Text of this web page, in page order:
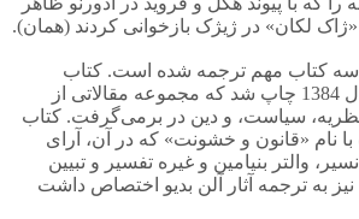
لکان» در ژیژک بازخوانی کردند (همان).
سه کتاب مهم ترجمه شده است. کتاب
نخست «رخداد» در سال 1384 چاپ شد که مجموعه مقالاتی از
سیاست، و دین در برمی‌گرفت. کتاب
نام «قانون و خشونت» که در آن، آرای
والتر بنیامین و غیره تفسیر و تبیین
به ترجمه آثار آلن بدیو اختصاص داشت